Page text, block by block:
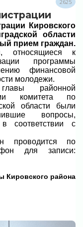
2625
Кировского
области
прием граждан.
относящиеся к
программы
финансовой
молодежи.
районной
комитета по
области были
вопросы,
соответствии с
проводится по
для записи:
Кировского района